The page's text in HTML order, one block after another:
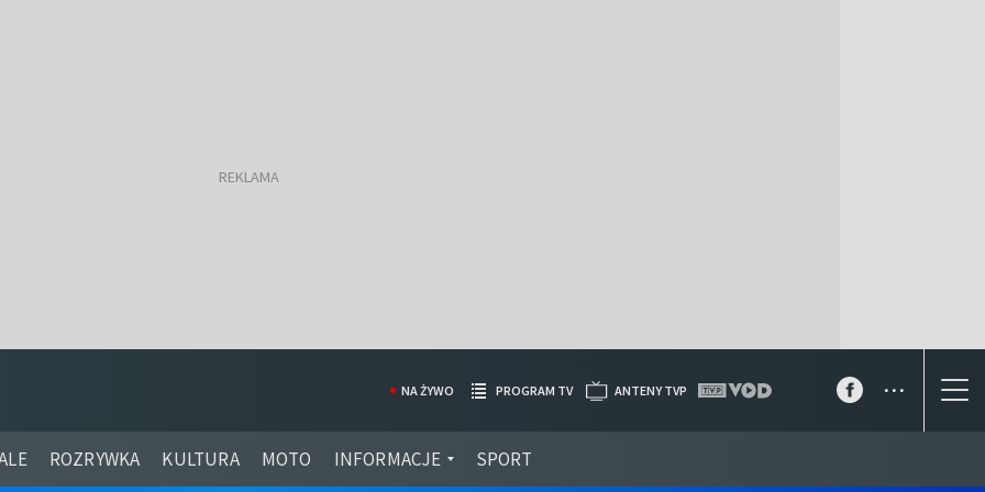
ROZRYWKA KULTURA MOTO INFORMACJE SPORT
NA ŻYWO PROGRAM TV ANTENY TVP ...